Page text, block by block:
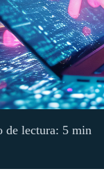
de lectura: 5 min